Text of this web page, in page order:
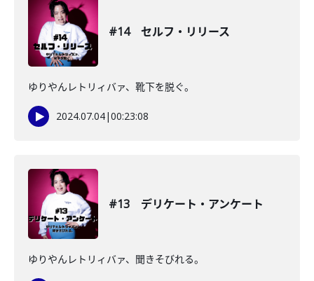
#14 セルフ・リリース
ゆりやんレトリィバァ、靴下を脱ぐ。
2024.07.04|00:23:08
#13 デリケート・アンケート
ゆりやんレトリィバァ、聞きそびれる。